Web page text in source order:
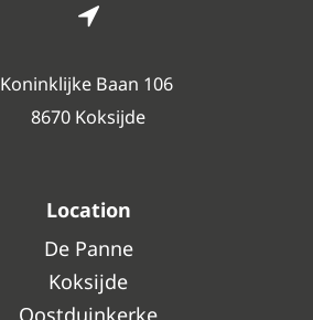
Koninklijke Baan 106
8670 Koksijde
Location
De Panne
Koksijde
Oostduinkerke